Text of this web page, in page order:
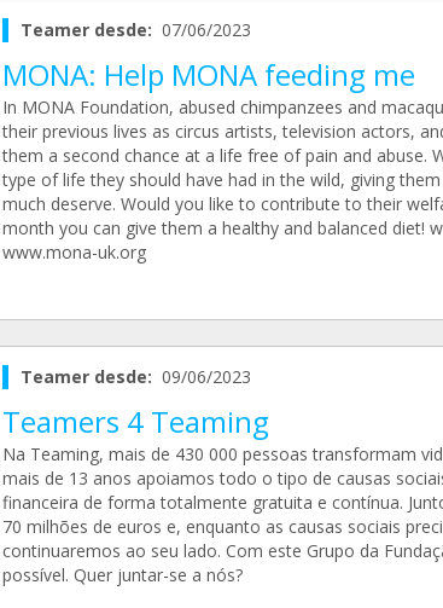
Teamer desde: 07/06/2023
MONA: Help MONA feeding me
In MONA Foundation, abused chimpanzees and
their previous lives as circus artists, television actors,
them a second chance at a life free of pain and abuse.
type of life they should have had in the wild, giving
much deserve. Would you like to contribute to their
month you can give them a healthy and balanced diet!
www.mona-uk.org
Teamer desde: 09/06/2023
Teamers 4 Teaming
Na Teaming, mais de 430 000 pessoas transformam
mais de 13 anos apoiamos todo o tipo de causas
financeira de forma totalmente gratuita e contínua.
70 milhões de euros e, enquanto as causas sociais
continuaremos ao seu lado. Com este Grupo da
possível. Quer juntar-se a nós?